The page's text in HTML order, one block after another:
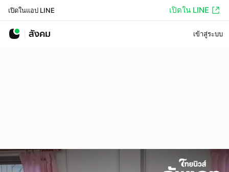
เปิดในแอป LINE เปิดใน LINE
สังคม เข้าสู่ระบบ